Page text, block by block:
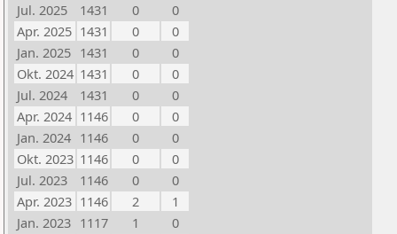
Jul. 2025
1431 0
0
Apr. 2025 1431 0
0
Jan. 2025 1431 0
0
Okt. 2024 1431 0
0
Jul. 2024
1431 0
0
Apr. 2024 1146 0
0
Jan. 2024 1146 0
0
Okt. 2023 1146 0
0
Jul. 2023
1146 0
0
Apr. 2023 1146 2
1
Jan. 2023 1117 1
0